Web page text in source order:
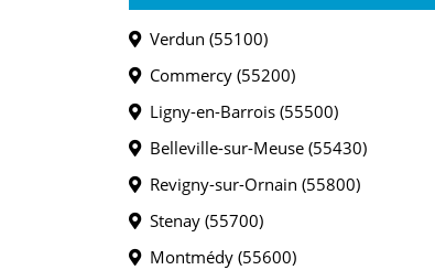
Verdun (55100)
Commercy (55200)
Ligny-en-Barrois (55500)
Belleville-sur-Meuse (55430)
Revigny-sur-Ornain (55800)
Stenay (55700)
Montmédy (55600)